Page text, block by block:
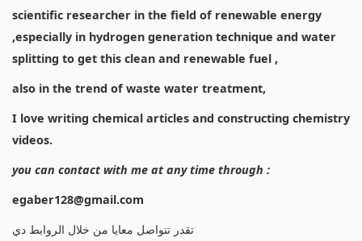
scientific researcher in the field of renewable energy
,especially in hydrogen generation technique and water
splitting to get this clean and renewable fuel ,
also in the trend of waste water treatment,
I love writing chemical articles and constructing chemistry
videos.
you can contact with me at any time through :
egaber128@gmail.com
تقدر تتواصل معايا من خلال الروابط دي